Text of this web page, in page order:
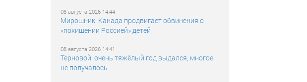
08 августа 2026 14:44
Мирошник: Канада продвигает обвинения о
«похищении Россией» детей
08 августа 2026 14:41
Терновой: очень тяжёлый год выдался, многое
не получалось